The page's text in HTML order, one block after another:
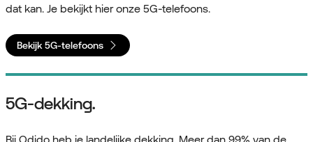
dat kan. Je bekijkt hier onze 5G-telefoons.
Bekijk 5G-telefoons
5G-dekking.